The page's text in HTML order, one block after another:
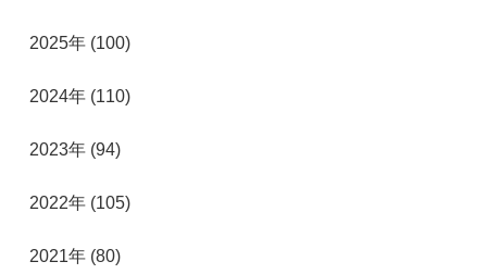
2025年 (100)
2024年 (110)
2023年 (94)
2022年 (105)
2021年 (80)